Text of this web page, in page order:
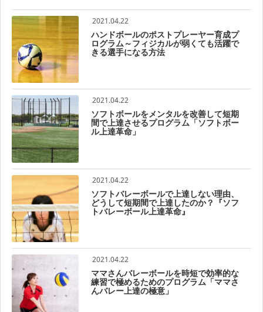
2021.04.22
ハンドボールのポストプレーヤー育成プ
ログラム～フィジカルが弱くても活躍で
きる選手になる方法
2021.04.22
ソフトボールをメンタルを改善して短期
間で上達させるプログラム「ソフトボー
ル上達革命」
2021.04.22
ソフトバレーボールで上達しない理由、
どうして短期間で上達したのか？『ソフ
トバレーボール上達革命』
2021.04.22
ママさんバレーボールを時短で効率的な
練習で極めるためのプログラム「ママさ
んバレー上達の極意」